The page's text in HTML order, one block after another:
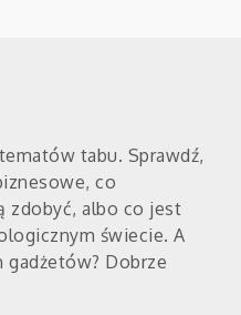
tabu. Sprawdź,
co
zdobyć, albo co jest
świecie. A
gadżetów? Dobrze